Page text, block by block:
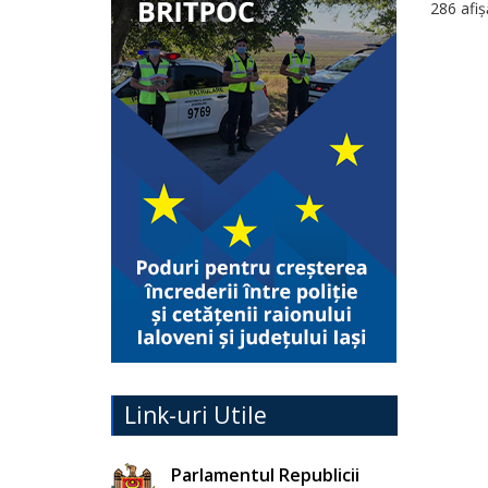
Link-uri Utile
Parlamentul Republicii
286